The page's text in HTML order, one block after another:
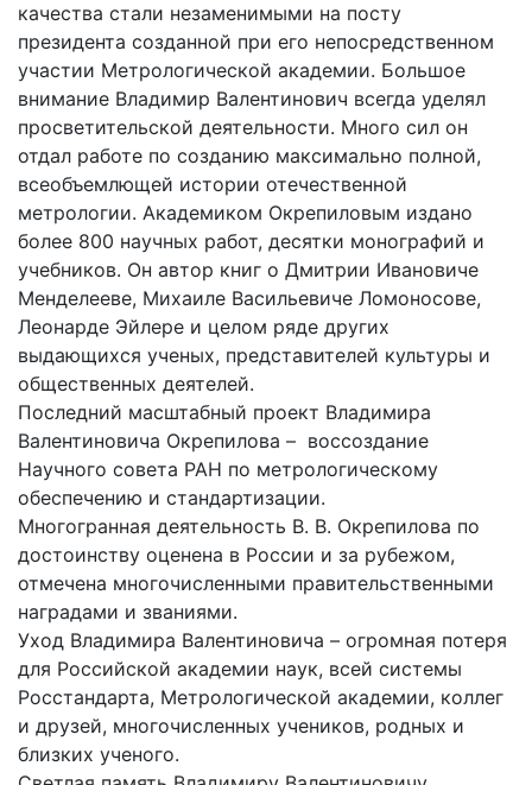
качества стали незаменимыми на посту
президента созданной при его непосредственном
участии Метрологической академии. Большое
внимание Владимир Валентинович всегда уделял
просветительской деятельности. Много сил он
отдал работе по созданию максимально полной,
всеобъемлющей истории отечественной
метрологии. Академиком Окрепиловым издано
более 800 научных работ, десятки монографий и
учебников. Он автор книг о Дмитрии Ивановиче
Менделееве, Михаиле Васильевиче Ломоносове,
Леонарде Эйлере и целом ряде других
выдающихся ученых, представителей культуры и
общественных деятелей.
Последний масштабный проект Владимира
Валентиновича Окрепилова – воссоздание
Научного совета РАН по метрологическому
обеспечению и стандартизации.
Многогранная деятельность В. В. Окрепилова по
достоинству оценена в России и за рубежом,
отмечена многочисленными правительственными
наградами и званиями.
Уход Владимира Валентиновича – огромная потеря
для Российской академии наук, всей системы
Росстандарта, Метрологической академии, коллег
и друзей, многочисленных учеников, родных и
близких ученого.